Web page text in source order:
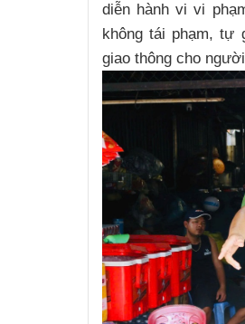
diễn hành vi vi
không tái phạm, tự
giao thông cho